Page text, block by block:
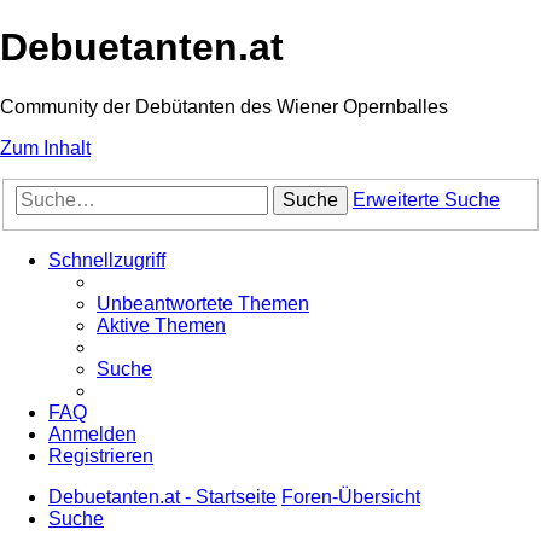
Debuetanten.at
Community der Debütanten des Wiener Opernballes
Zum Inhalt
Suche Erweiterte Suche
Schnellzugriff
Unbeantwortete Themen
Aktive Themen
Suche
FAQ
Anmelden
Registrieren
Debuetanten.at - Startseite Foren-Übersicht
Suche